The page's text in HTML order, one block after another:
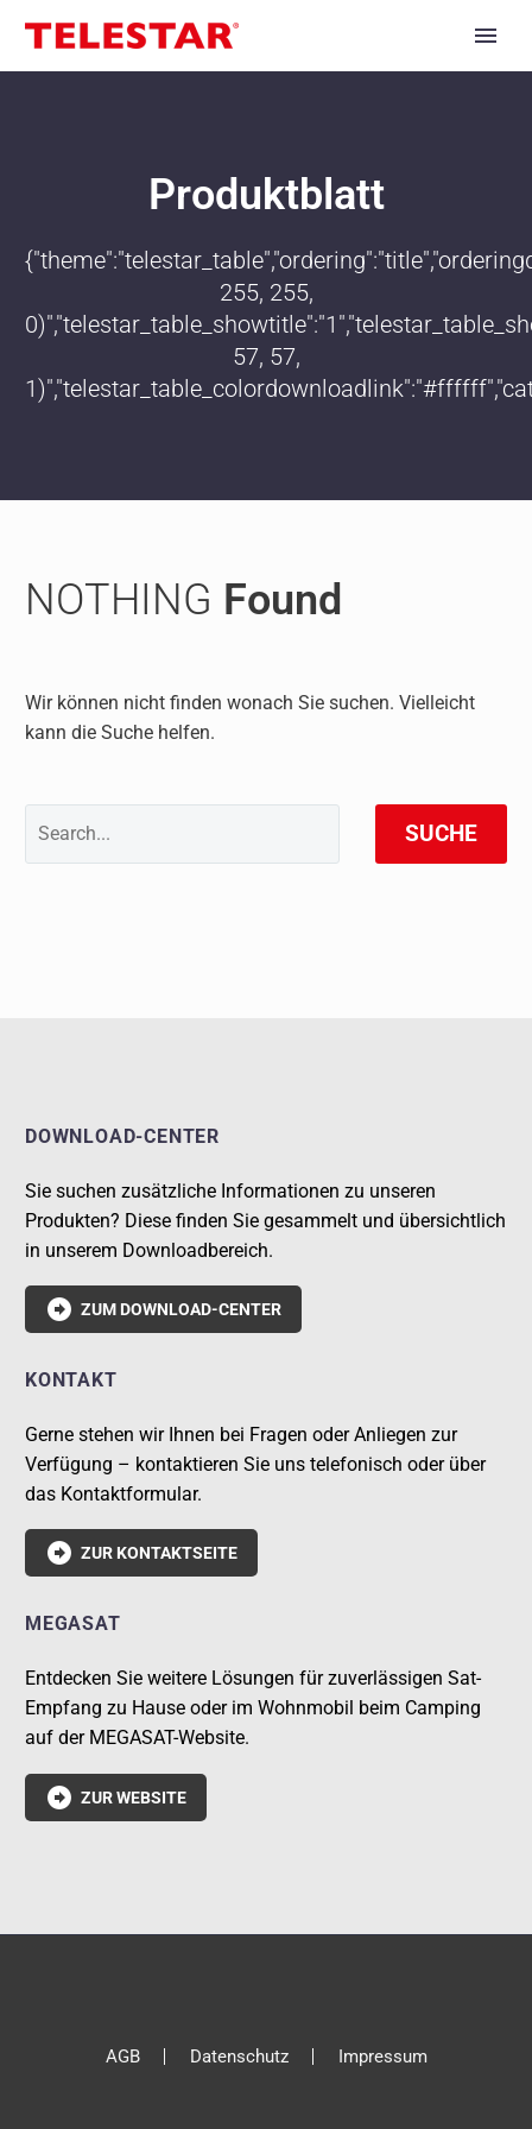
Produktblatt
255, 255,
57, 57,
NOTHING Found
Wir können nicht finden wonach Sie suchen. Vielleicht
kann die Suche helfen.
SUCHE
DOWNLOAD-CENTER
Sie suchen zusätzliche Informationen zu unseren
Produkten? Diese finden Sie gesammelt und übersichtlich
in unserem Downloadbereich.
 ZUM DOWNLOAD-CENTER
KONTAKT
Gerne stehen wir Ihnen bei Fragen oder Anliegen zur
Verfügung – kontaktieren Sie uns telefonisch oder über
das Kontaktformular.
 ZUR KONTAKTSEITE
MEGASAT
Entdecken Sie weitere Lösungen für zuverlässigen Sat-
Empfang zu Hause oder im Wohnmobil beim Camping
auf der MEGASAT-Website.
 ZUR WEBSITE
AGB Datenschutz Impressum